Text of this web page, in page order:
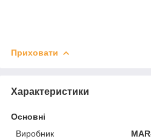
Приховати
Характеристики
Основні
Виробник